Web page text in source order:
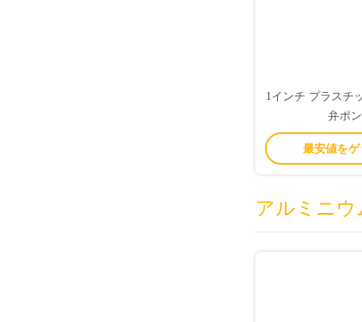
1インチ プラスチ
弁ポ
最安値を
アルミニ